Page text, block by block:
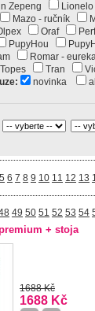
Zepeng Lionelo
Mazo - ručník
Oraf
PupyHou
Romar -
Topes Tran
novinka
5 6 7 8 9 10 11 12 13
49 50 51 52 53 54
+ stoja
1688 Kč
1688 Kč